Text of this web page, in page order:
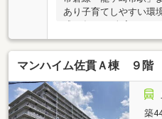
あり子育てしやすい環
成30年11月 全室クロ
イレ交換）、そのまま
ー・ビバホーム・
分程度で生活利便が良
す。駐車場は、1住戸1
マンハイム佐貫Ａ棟 ９階
築